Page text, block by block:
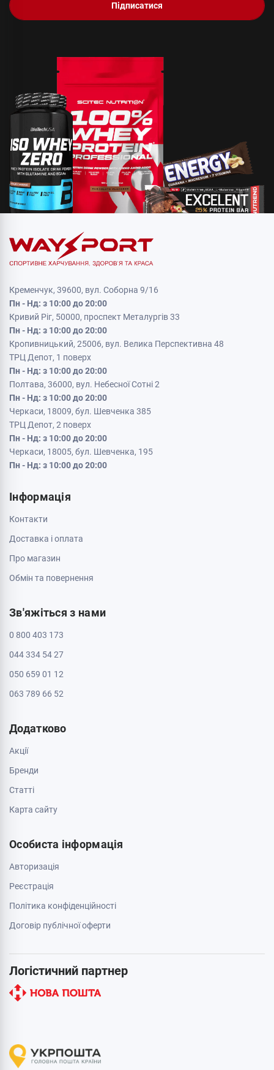
Підписатися
Кременчук, 39600, вул. Соборна 9/16
Пн - Нд: з 10:00 до 20:00
Кривий Ріг, 50000, проспект Металургів 33
Пн - Нд: з 10:00 до 20:00
Кропивницький, 25006, вул. Велика Перспективна 48
ТРЦ Депот, 1 поверх
Пн - Нд: з 10:00 до 20:00
Полтава, 36000, вул. Небесної Сотні 2
Пн - Нд: з 10:00 до 20:00
Черкаси, 18009, бул. Шевченка 385
ТРЦ Депот, 2 поверх
Пн - Нд: з 10:00 до 20:00
Черкаси, 18005, бул. Шевченка, 195
Пн - Нд: з 10:00 до 20:00
Інформація
Контакти
Доставка і оплата
Про магазин
Обмін та повернення
Зв'яжіться з нами
0 800 403 173
044 334 54 27
050 659 01 12
063 789 66 52
Додатково
Акції
Бренди
Cтатті
Карта сайту
Особиста інформація
Авторизація
Реєстрація
Політика конфіденційності
Договір публічної оферти
Логістичний партнер